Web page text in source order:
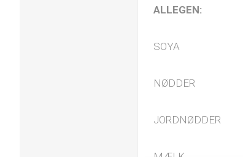
ALLEGEN:
SOYA
NØDDER
JORDNØDDER